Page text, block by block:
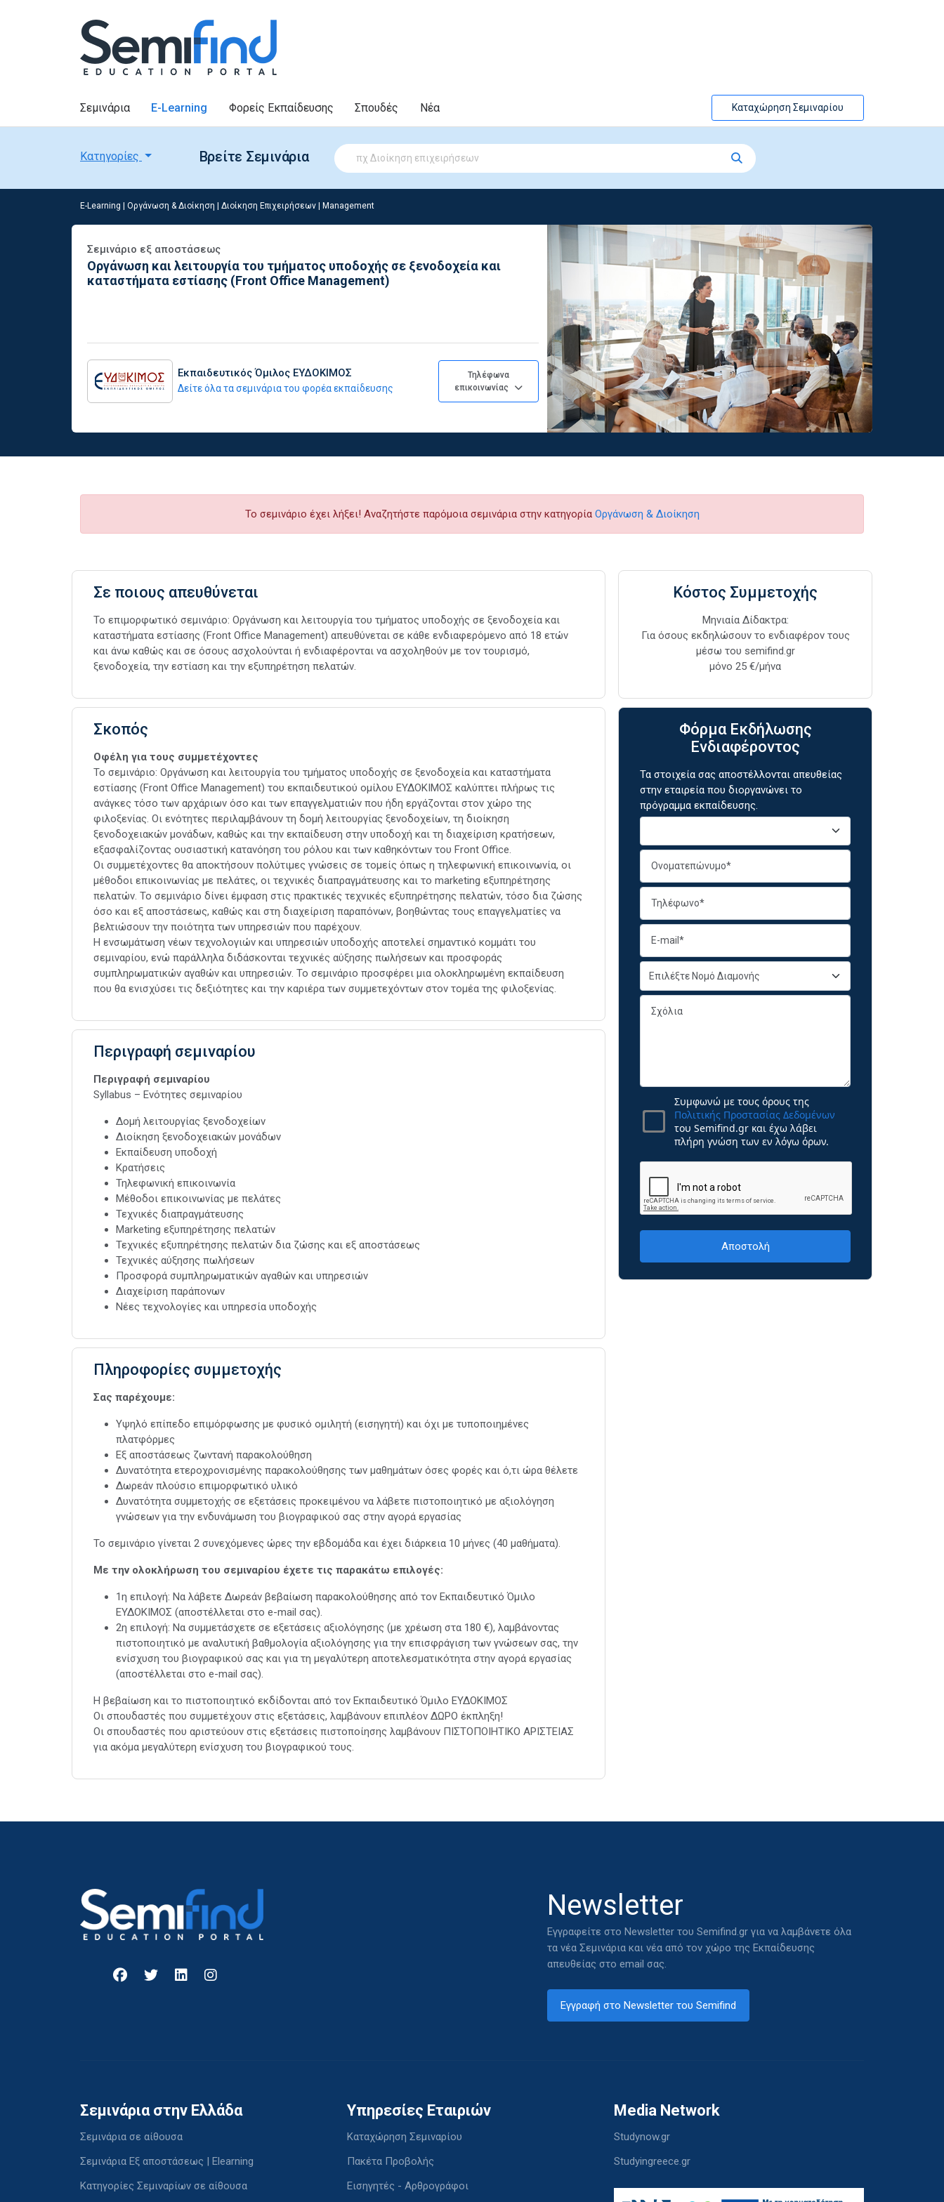
Σεμινάρια E-Learning Φορείς Εκπαίδευσης Σπουδές Νέα Καταχώρηση Σεμιναρίου
Κατηγορίες Βρείτε Σεμινάρια
E-Learning Οργάνωση & Διοίκηση Διοίκηση Επιχειρήσεων | Management
Σεμινάριο εξ αποστάσεως
Οργάνωση και λειτουργία του τμήματος υποδοχής σε ξενοδοχεία και
καταστήματα εστίασης (Front Office Management)
Εκπαιδευτικός Όμιλος ΕΥΔΟΚΙΜΟΣ
Δείτε όλα τα σεμινάρια του φορέα εκπαίδευσης
Τηλέφωνα
επικοινωνίας
Το σεμινάριο έχει λήξει! Αναζητήστε παρόμοια σεμινάρια στην κατηγορία Οργάνωση & Διοίκηση
Σε ποιους απευθύνεται
Το επιμορφωτικό σεμινάριο: Οργάνωση και λειτουργία του τμήματος υποδοχής σε ξενοδοχεία και
καταστήματα εστίασης (Front Office Management) απευθύνεται σε κάθε ενδιαφερόμενο από 18 ετών
και άνω καθώς και σε όσους ασχολούνται ή ενδιαφέρονται να ασχοληθούν με τον τουρισμό,
ξενοδοχεία, την εστίαση και την εξυπηρέτηση πελατών.
Σκοπός
Οφέλη για τους συμμετέχοντες
Το σεμινάριο: Οργάνωση και λειτουργία του τμήματος υποδοχής σε ξενοδοχεία και καταστήματα
εστίασης (Front Office Management) του εκπαιδευτικού ομίλου ΕΥΔΟΚΙΜΟΣ καλύπτει πλήρως τις
ανάγκες τόσο των αρχάριων όσο και των επαγγελματιών που ήδη εργάζονται στον χώρο της
φιλοξενίας. Οι ενότητες περιλαμβάνουν τη δομή λειτουργίας ξενοδοχείων, τη διοίκηση
ξενοδοχειακών μονάδων, καθώς και την εκπαίδευση στην υποδοχή και τη διαχείριση κρατήσεων,
εξασφαλίζοντας ουσιαστική κατανόηση του ρόλου και των καθηκόντων του Front Office.
Οι συμμετέχοντες θα αποκτήσουν πολύτιμες γνώσεις σε τομείς όπως η τηλεφωνική επικοινωνία, οι
μέθοδοι επικοινωνίας με πελάτες, οι τεχνικές διαπραγμάτευσης και το marketing εξυπηρέτησης
πελατών. Το σεμινάριο δίνει έμφαση στις πρακτικές τεχνικές εξυπηρέτησης πελατών, τόσο δια ζώσης
όσο και εξ αποστάσεως, καθώς και στη διαχείριση παραπόνων, βοηθώντας τους επαγγελματίες να
βελτιώσουν την ποιότητα των υπηρεσιών που παρέχουν.
Η ενσωμάτωση νέων τεχνολογιών και υπηρεσιών υποδοχής αποτελεί σημαντικό κομμάτι του
σεμιναρίου, ενώ παράλληλα διδάσκονται τεχνικές αύξησης πωλήσεων και προσφοράς
συμπληρωματικών αγαθών και υπηρεσιών. Το σεμινάριο προσφέρει μια ολοκληρωμένη εκπαίδευση
που θα ενισχύσει τις δεξιότητες και την καριέρα των συμμετεχόντων στον τομέα της φιλοξενίας.
Περιγραφή σεμιναρίου
Περιγραφή σεμιναρίου
Syllabus – Ενότητες σεμιναρίου
Δομή λειτουργίας ξενοδοχείων
Διοίκηση ξενοδοχειακών μονάδων
Εκπαίδευση υποδοχή
Κρατήσεις
Τηλεφωνική επικοινωνία
Μέθοδοι επικοινωνίας με πελάτες
Τεχνικές διαπραγμάτευσης
Marketing εξυπηρέτησης πελατών
Τεχνικές εξυπηρέτησης πελατών δια ζώσης και εξ αποστάσεως
Τεχνικές αύξησης πωλήσεων
Προσφορά συμπληρωματικών αγαθών και υπηρεσιών
Διαχείριση παράπονων
Νέες τεχνολογίες και υπηρεσία υποδοχής
Πληροφορίες συμμετοχής
Σας παρέχουμε:
Υψηλό επίπεδο επιμόρφωσης με φυσικό ομιλητή (εισηγητή) και όχι με τυποποιημένες
πλατφόρμες
Εξ αποστάσεως ζωντανή παρακολούθηση
Δυνατότητα ετεροχρονισμένης παρακολούθησης των μαθημάτων όσες φορές και ό,τι ώρα θέλετε
Δωρεάν πλούσιο επιμορφωτικό υλικό
Δυνατότητα συμμετοχής σε εξετάσεις προκειμένου να λάβετε πιστοποιητικό με αξιολόγηση
γνώσεων για την ενδυνάμωση του βιογραφικού σας στην αγορά εργασίας
Το σεμινάριο γίνεται 2 συνεχόμενες ώρες την εβδομάδα και έχει διάρκεια 10 μήνες (40 μαθήματα).
Με την ολοκλήρωση του σεμιναρίου έχετε τις παρακάτω επιλογές:
1η επιλογή: Να λάβετε Δωρεάν βεβαίωση παρακολούθησης από τον Εκπαιδευτικό Όμιλο
ΕΥΔΟΚΙΜΟΣ (αποστέλλεται στο e-mail σας).
2η επιλογή: Να συμμετάσχετε σε εξετάσεις αξιολόγησης (με χρέωση στα 180 €), λαμβάνοντας
πιστοποιητικό με αναλυτική βαθμολογία αξιολόγησης για την επισφράγιση των γνώσεων σας, την
ενίσχυση του βιογραφικού σας και για τη μεγαλύτερη αποτελεσματικότητα στην αγορά εργασίας
(αποστέλλεται στο e-mail σας).
Η βεβαίωση και το πιστοποιητικό εκδίδονται από τον Εκπαιδευτικό Όμιλο ΕΥΔΟΚΙΜΟΣ
Οι σπουδαστές που συμμετέχουν στις εξετάσεις, λαμβάνουν επιπλέον ΔΩΡΟ έκπληξη!
Οι σπουδαστές που αριστεύουν στις εξετάσεις πιστοποίησης λαμβάνουν ΠΙΣΤΟΠΟΙΗΤΙΚΟ ΑΡΙΣΤΕΙΑΣ
για ακόμα μεγαλύτερη ενίσχυση του βιογραφικού τους.
Κόστος Συμμετοχής
Μηνιαία Δίδακτρα:
Για όσους εκδηλώσουν το ενδιαφέρον τους
μέσω του semifind.gr
μόνο 25 €/μήνα
Φόρμα Εκδήλωσης
Ενδιαφέροντος
Τα στοιχεία σας αποστέλλονται απευθείας
στην εταιρεία που διοργανώνει το
πρόγραμμα εκπαίδευσης.
Συμφωνώ με τους όρους της
Πολιτικής Προστασίας Δεδομένων
του Semifind.gr και έχω λάβει
πλήρη γνώση των εν λόγω όρων.
Newsletter
Εγγραφείτε στο Newsletter του Semifind.gr για να λαμβάνετε όλα
τα νέα Σεμινάρια και νέα από τον χώρο της Εκπαίδευσης
απευθείας στο email σας.
Εγγραφή στο Newsletter του Semifind
Σεμινάρια στην Ελλάδα
Σεμινάρια σε αίθουσα
Σεμινάρια Εξ αποστάσεως | Elearning
Κατηγορίες Σεμιναρίων σε αίθουσα
Υπηρεσίες Εταιριών
Καταχώρηση Σεμιναρίου
Πακέτα Προβολής
Εισηγητές - Αρθρογράφοι
Media Network
Studynow.gr
Studyingreece.gr